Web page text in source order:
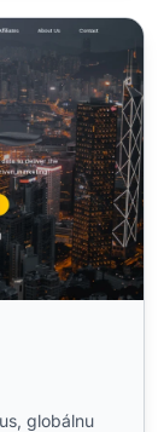
globálnu